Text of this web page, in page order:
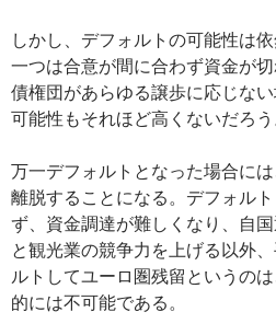
しかし、デフォルトの可能性は
一つは合意が間に合わず資金が
債権団があらゆる譲歩に応じな
可能性もそれほど高くないだろう
万一デフォルトとなった場合に
離脱することになる。デフォル
ず、資金調達が難しくなり、自
と観光業の競争力を上げる以外
ルトしてユーロ圏残留というの
的には不可能である。